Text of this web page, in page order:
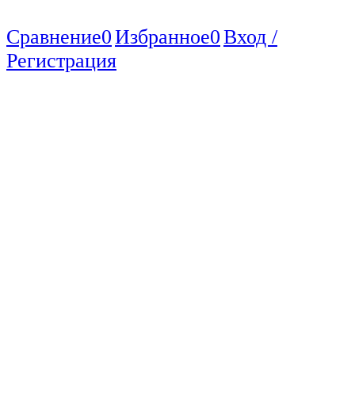
Сравнение0Избранное0Вход /
Регистрация